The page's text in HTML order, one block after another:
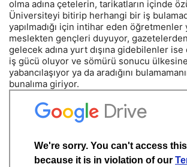
olma adına çetelerin, tarikatların içinde
Üniversiteyi bitirip herhangi bir iş
yapılmadığı için intihar eden öğretmenler
meslekten gençleri duyuyor,
gelecek adına yurt dışına gidebilenler
iş gücü oluyor ve sömürü sonucu
yabancılaşıyor ya da aradığını
bunalıma giriyor.